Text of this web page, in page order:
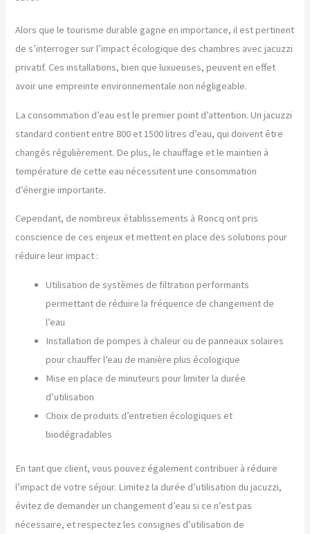
Alors que le tourisme durable gagne en importance, il est pertinent
de s’interroger sur l’impact écologique des chambres avec jacuzzi
privatif. Ces installations, bien que luxueuses, peuvent en effet
avoir une empreinte environnementale non négligeable.
La consommation d’eau est le premier point d’attention. Un jacuzzi
standard contient entre 800 et 1500 litres d’eau, qui doivent être
changés régulièrement. De plus, le chauffage et le maintien à
température de cette eau nécessitent une consommation
d’énergie importante.
Cependant, de nombreux établissements à Roncq ont pris
conscience de ces enjeux et mettent en place des solutions pour
réduire leur impact :
Utilisation de systèmes de filtration performants
permettant de réduire la fréquence de changement de
l’eau
Installation de pompes à chaleur ou de panneaux solaires
pour chauffer l’eau de manière plus écologique
Mise en place de minuteurs pour limiter la durée
d’utilisation
Choix de produits d’entretien écologiques et
biodégradables
En tant que client, vous pouvez également contribuer à réduire
l’impact de votre séjour. Limitez la durée d’utilisation du jacuzzi,
évitez de demander un changement d’eau si ce n’est pas
nécessaire, et respectez les consignes d’utilisation de